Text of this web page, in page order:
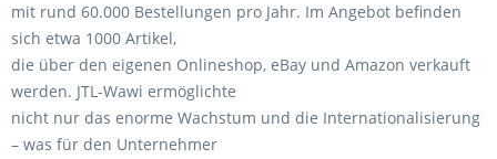
mit rund 60.000 Bestellungen pro Jahr. Im Angebot befinden
sich etwa 1000 Artikel,
die über den eigenen Onlineshop, eBay und Amazon verkauft
werden. JTL-Wawi ermöglichte
nicht nur das enorme Wachstum und die Internationalisierung
– was für den Unternehmer